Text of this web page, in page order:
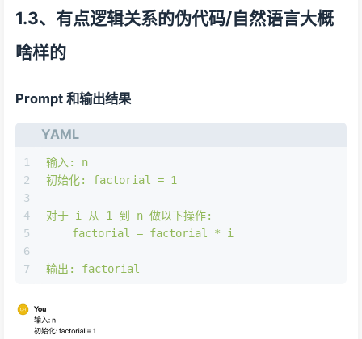
1.3、有点逻辑关系的伪代码/自然语言大概
啥样的
Prompt 和输出结果
YAML
1
2
3
4
5
6
7
输入:
n
初始化:
factorial = 1
对于 i 从 1 到 n 做以下操作:
factorial
= factorial * i
输出: factorial